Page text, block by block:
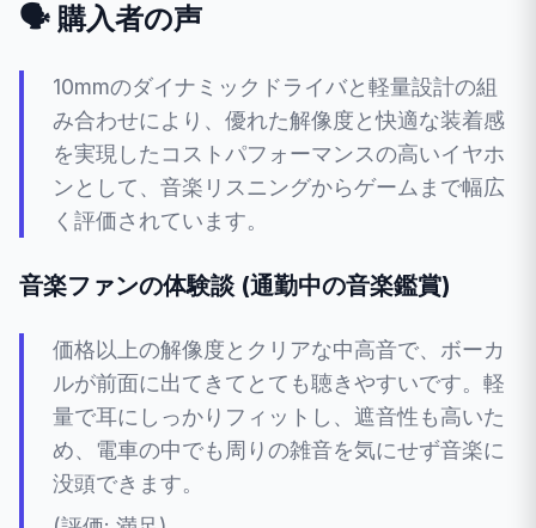
🗣️ 購入者の声
10mmのダイナミックドライバと軽量設計の組
み合わせにより、優れた解像度と快適な装着感
を実現したコストパフォーマンスの高いイヤホ
ンとして、音楽リスニングからゲームまで幅広
く評価されています。
音楽ファンの体験談 (通勤中の音楽鑑賞)
価格以上の解像度とクリアな中高音で、ボーカ
ルが前面に出てきてとても聴きやすいです。軽
量で耳にしっかりフィットし、遮音性も高いた
め、電車の中でも周りの雑音を気にせず音楽に
没頭できます。